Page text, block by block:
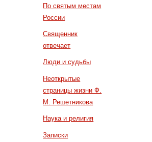
По святым местам
России
Священник
отвечает
Люди и судьбы
Неоткрытые
страницы жизни Ф.
М. Решетникова
Наука и религия
Записки